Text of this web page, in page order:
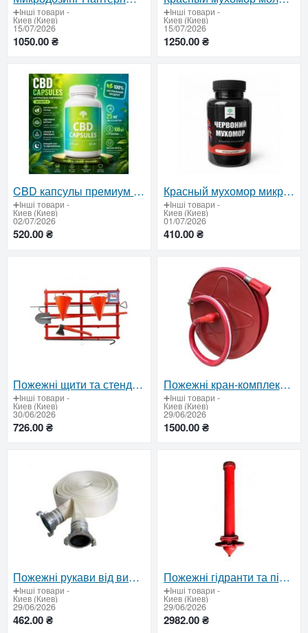
➕Інші товари -
Киев (Киев)
15/07/2026
1050.00 ₴
➕Інші товари -
Киев (Киев)
15/07/2026
1250.00 ₴
CBD капсулы премиум 25 мг 60 капсул – поддержка эмоционального баланса, сна и самочувствия
➕Інші товари -
Киев (Киев)
02/07/2026
520.00 ₴
Красный мухомор микродозинг 60 веганских капсул – натуральная добавка для внутреннего баланса
➕Інші товари -
Киев (Киев)
01/07/2026
410.00 ₴
Пожежні щити та стенди від виробника — безпека, відповідність ДСТУ, вигідна ціна
➕Інші товари -
Киев (Киев)
30/06/2026
726.00 ₴
Пожежні кран-комплекти для будівель — готові рішення пожежної безпеки
➕Інші товари -
Киев (Киев)
29/06/2026
1500.00 ₴
Пожежні рукави від виробника для професійного використання
➕Інші товари -
Киев (Киев)
29/06/2026
462.00 ₴
Пожежні гідранти та підставки – сертифіковані рішення для пожежогасіння
➕Інші товари -
Киев (Киев)
29/06/2026
2982.00 ₴